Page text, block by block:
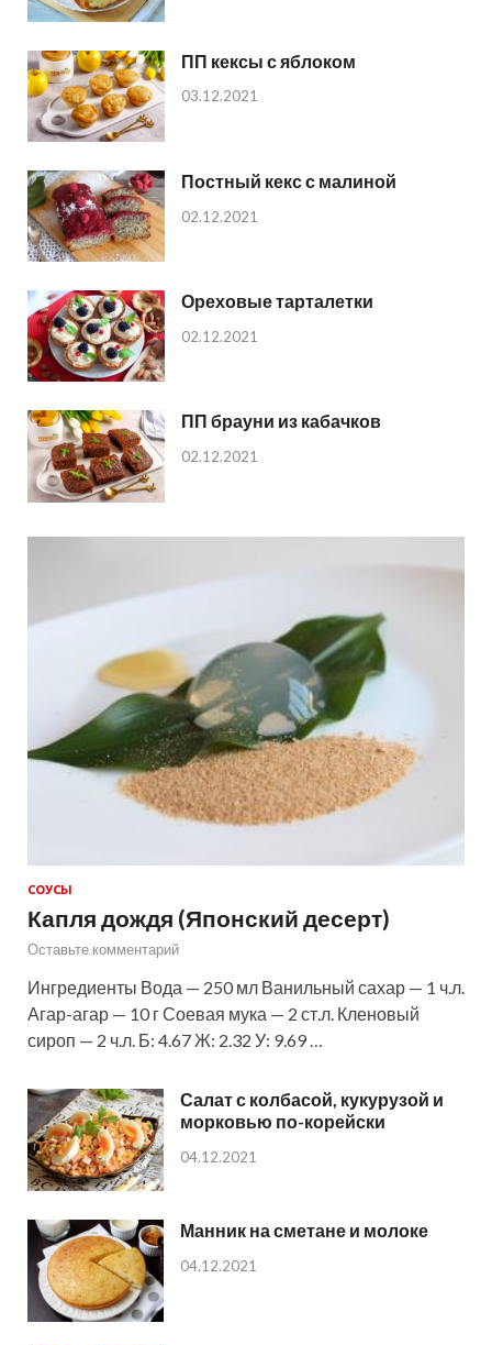
ПП кексы с яблоком
03.12.2021
Постный кекс с малиной
02.12.2021
Ореховые тарталетки
02.12.2021
ПП брауни из кабачков
02.12.2021
СОУСЫ
Капля дождя (Японский десерт)
Оставьте комментарий
Ингредиенты Вода — 250 мл Ванильный сахар — 1 ч.л.
Агар-агар — 10 г Соевая мука — 2 ст.л. Кленовый
сироп — 2 ч.л. Б: 4.67 Ж: 2.32 У: 9.69 …
Салат с колбасой, кукурузой и
морковью по-корейски
04.12.2021
Манник на сметане и молоке
04.12.2021